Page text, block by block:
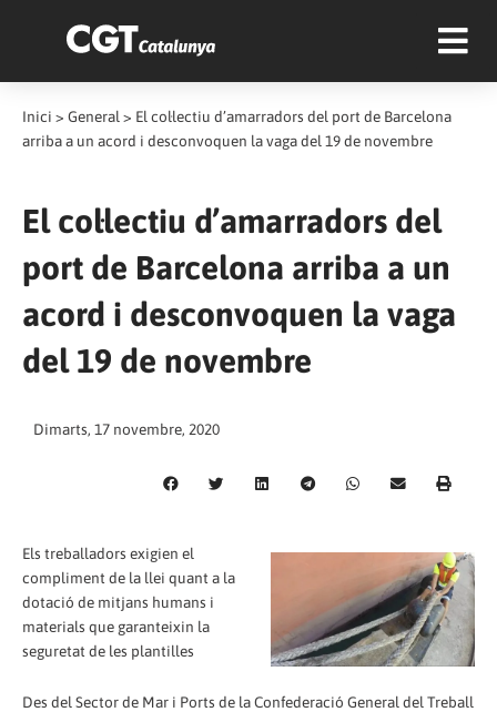
Inici > General > El col·lectiu d’amarradors del port de Barcelona
arriba a un acord i desconvoquen la vaga del 19 de novembre
El col·lectiu d’amarradors del
port de Barcelona arriba a un
acord i desconvoquen la vaga
del 19 de novembre
Dimarts, 17 novembre, 2020
Els treballadors exigien el
compliment de la llei quant a la
dotació de mitjans humans i
materials que garanteixin la
seguretat de les plantilles
Des del Sector de Mar i Ports de la Confederació General del Treball